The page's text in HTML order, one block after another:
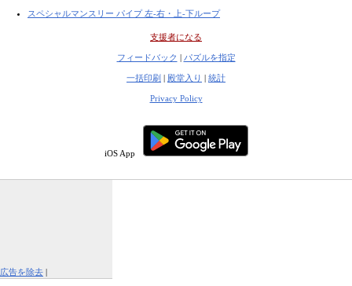
スペシャルマンスリー パイプ 左-右・上-下ループ
支援者になる
フィードバック | パズルを指定
一括印刷 | 殿堂入り | 統計
Privacy Policy
iOS App
広告を除去 |